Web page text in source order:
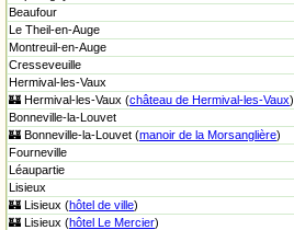
Beaufour
Le Theil-en-Auge
Montreuil-en-Auge
Cresseveuille
Hermival-les-Vaux
🏰 Hermival-les-Vaux (château de Hermival-les-Vaux)
Bonneville-la-Louvet
🏰 Bonneville-la-Louvet (manoir de la Morsanglière)
Fourneville
Léaupartie
Lisieux
🏰 Lisieux (hôtel de ville)
🏰 Lisieux (hôtel Le Mercier)